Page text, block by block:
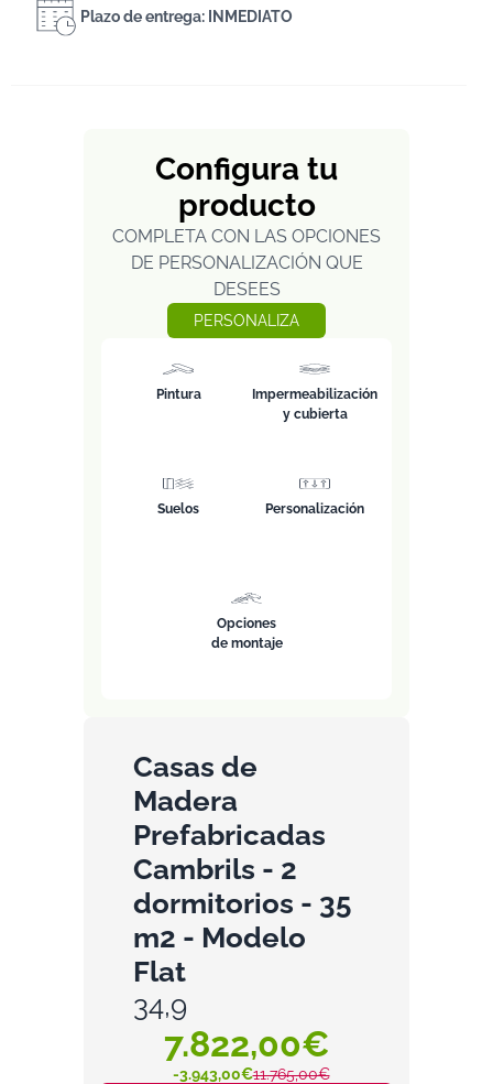
Plazo de entrega: INMEDIATO
Configura tu
producto
COMPLETA CON LAS OPCIONES
DE PERSONALIZACIÓN QUE
DESEES
PERSONALIZA
Pintura
Impermeabilización
y cubierta
Suelos Personalización
Opciones
de montaje
Casas de
Madera
Prefabricadas
Cambrils - 2
dormitorios - 35
m2 - Modelo
Flat
34,9
7.822,00€
-3.943,00€11.765,00€